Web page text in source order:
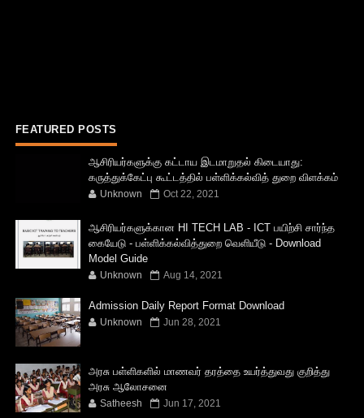
FEATURED POSTS
ஆசிரியர்களுக்கு கட்டாய இடமாறுதல் கிடையாது:
கருத்துக்கேட்பு கூட்டத்தில் பள்ளிக்கல்வித் துறை விளக்கம்
Unknown Oct 22, 2021
ஆசிரியர்களுக்கான HI TECH LAB - ICT பயிற்சி சார்ந்த
கையேடு - பள்ளிக்கல்வித்துறை வெளியீடு - Download
Model Guide
Unknown Aug 14, 2021
Admission Daily Report Format Download
Unknown Jun 28, 2021
அரசு பள்ளிகளில் மாணவர் தரத்தை உயர்த்துவது குறித்து
அரசு ஆலோசனை
Satheesh Jun 17, 2021